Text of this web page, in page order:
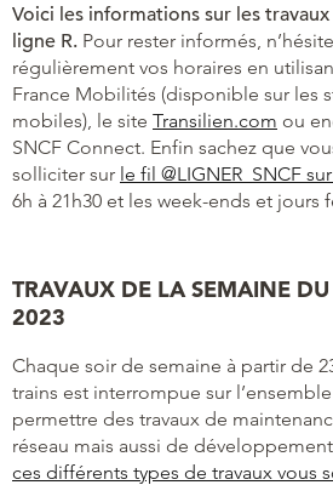
Voici les informations sur les
ligne R. Pour rester informés,
régulièrement vos horaires en
France Mobilités (disponible sur les
mobiles), le site Transilien.com ou
SNCF Connect. Enfin sachez que
solliciter sur le fil @LIGNER_SNCF
6h à 21h30 et les week-ends et jours
TRAVAUX DE LA SEMAINE
2023
Chaque soir de semaine à partir de
trains est interrompue sur
permettre des travaux de
réseau mais aussi de
ces différents types de travaux vous